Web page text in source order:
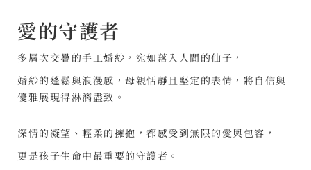
愛的守護者
多層次交疊的手工婚紗，宛如落入人間的仙子，
婚紗的蓬鬆與浪漫感，母親恬靜且堅定的表情，將自信與
優雅展現得淋漓盡致。
深情的凝望、輕柔的擁抱，都感受到無限的愛與包容，
更是孩子生命中最重要的守護者。